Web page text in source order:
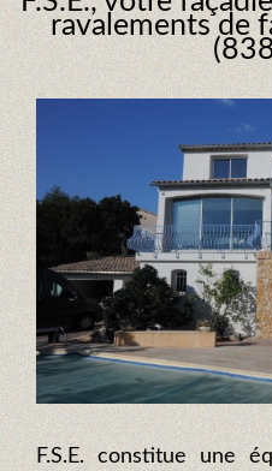
ravalements de
F.S.E. constitue une